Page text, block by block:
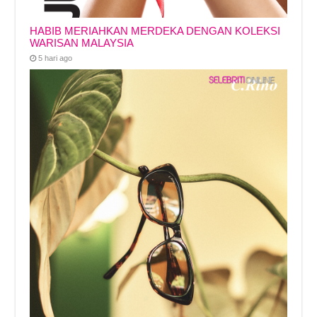
HABIB MERIAHKAN MERDEKA DENGAN KOLEKSI
WARISAN MALAYSIA
5 hari ago